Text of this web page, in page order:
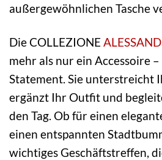
außergewöhnlichen Tasche
Die COLLEZIONE
mehr als nur ein Accessoire –
Statement. Sie unterstreicht
ergänzt Ihr Outfit und
den Tag. Ob für einen
einen entspannten
wichtiges Geschäftstreffen,